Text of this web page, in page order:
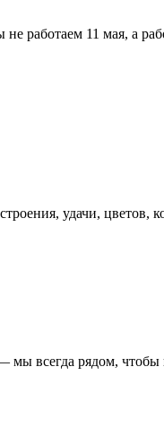
11 мая, а
удачи, цветов,
мы всегда рядом,